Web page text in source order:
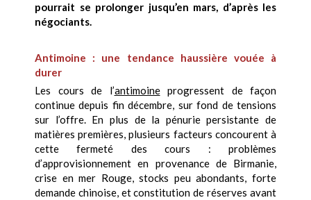
pourrait se prolonger jusqu’en mars, d’après les
négociants.
Antimoine : une tendance haussière vouée à
durer
Les cours de l’antimoineprogressent de façon
continue depuis fin décembre, sur fond de tensions
sur l’offre. En plus de la pénurie persistante de
matières premières, plusieurs facteurs concourent à
cette fermeté des cours : problèmes
d’approvisionnement en provenance de Birmanie,
crise en mer Rouge, stocks peu abondants, forte
demande chinoise, et constitution de réserves avant